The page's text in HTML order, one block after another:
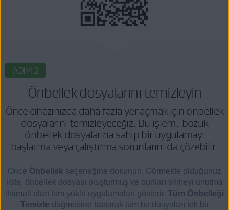
ADIM 2
Önbellek dosyalarını temizleyin
Önce cihazınızda daha fazla yer açmak için önbellek
dosyalarını temizleyeceğiz. Bu işlem, bozuk
önbellek dosyalarına sahip bir uygulamayı
başlatma veya çalıştırma sorunlarını da çözebilir.
Önce Önbellek seçeneğine dokunun. Görmekte olduğunuz
liste, önbellek dosyası oluşturmuş ve bunları silmeyi unutma
ihtimali olan tüm yüklü uygulamaları gösterir. Tüm Önbelleği
Temizle düğmesine basarak tüm bu dosyaları tek bir